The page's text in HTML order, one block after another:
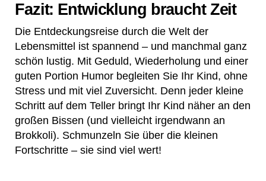
Fazit: Entwicklung braucht Zeit
Die Entdeckungsreise durch die Welt der
Lebensmittel ist spannend – und manchmal ganz
schön lustig. Mit Geduld, Wiederholung und einer
guten Portion Humor begleiten Sie Ihr Kind, ohne
Stress und mit viel Zuversicht. Denn jeder kleine
Schritt auf dem Teller bringt Ihr Kind näher an den
großen Bissen (und vielleicht irgendwann an
Brokkoli). Schmunzeln Sie über die kleinen
Fortschritte – sie sind viel wert!